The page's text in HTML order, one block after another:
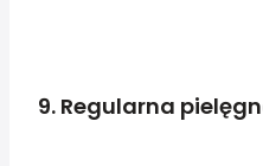
9. Regularna